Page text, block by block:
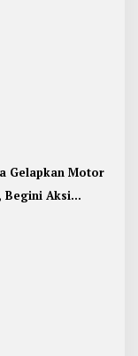
Gelapkan Motor
Begini Aksi